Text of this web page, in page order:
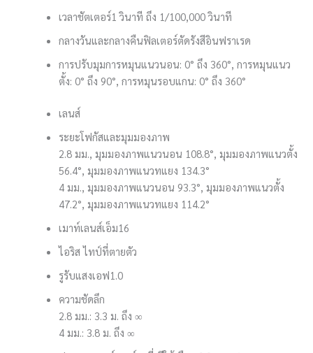
เวลาชัตเตอร์1 วินาที ถึง 1/100,000 วินาที
กลางวันและกลางคืนฟิลเตอร์ตัดรังสีอินฟราเรด
การปรับมุมการหมุนแนวนอน: 0° ถึง 360°, การหมุนแนว
ตั้ง: 0° ถึง 90°, การหมุนรอบแกน: 0° ถึง 360°
เลนส์
ระยะโฟกัสและมุมมองภาพ
2.8 มม., มุมมองภาพแนวนอน 108.8°, มุมมองภาพแนวตั้ง
56.4°, มุมมองภาพแนวทแยง 134.3°
4 มม., มุมมองภาพแนวนอน 93.3°, มุมมองภาพแนวตั้ง
47.2°, มุมมองภาพแนวทแยง 114.2°
เมาท์เลนส์เอ็ม16
ไอริส ไทป์ที่ตายตัว
รูรับแสงเอฟ1.0
ความชัดลึก
2.8 มม.: 3.3 ม. ถึง ∞
4 มม.: 3.8 ม. ถึง ∞